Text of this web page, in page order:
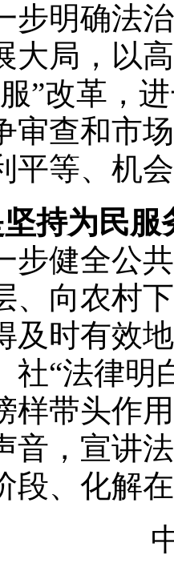
步明确法
大局，以
”改革，
审查和市
平等、机
持为民服
步健全公
、向农村
及时有效
社“法律明
样带头作
音，宣讲
段、化解